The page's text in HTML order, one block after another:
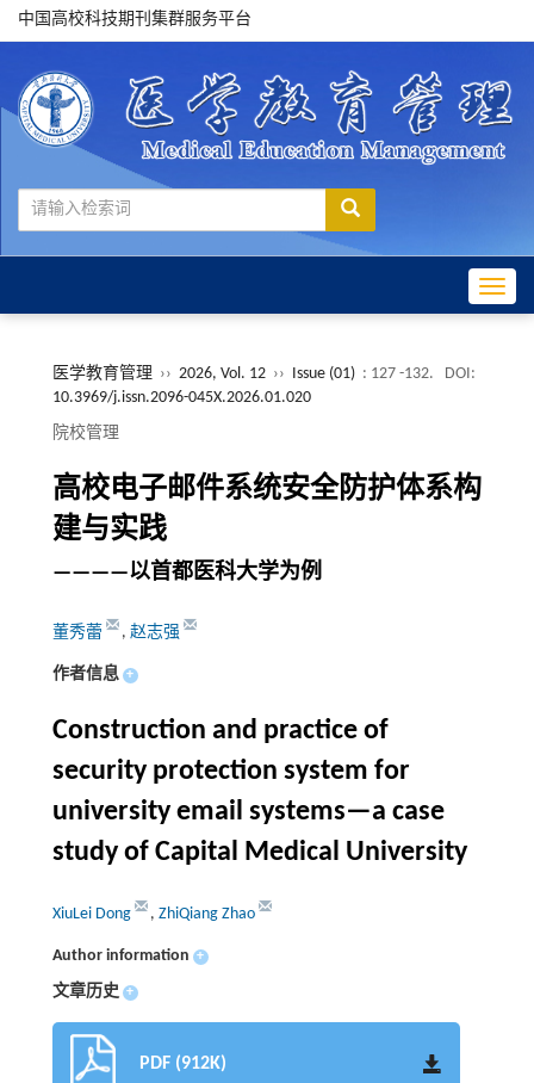
中国高校科技期刊集群服务平台
医学教育管理 ›› 2026, Vol. 12 ›› Issue (01) : 127 -132.
DOI:
10.3969/j.issn.2096-045X.2026.01.020
院校管理
高校电子邮件系统安全防护体系构
建与实践
————以首都医科大学为例
董秀蕾 , 赵志强
作者信息 +
Construction and practice of
security protection system for
university email systems—a case
study of Capital Medical University
XiuLei Dong , ZhiQiang Zhao
Author information +
文章历史 +
PDF (912K)